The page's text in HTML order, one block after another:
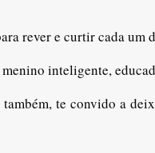
rever e curtir cada um
inteligente,
te convido a